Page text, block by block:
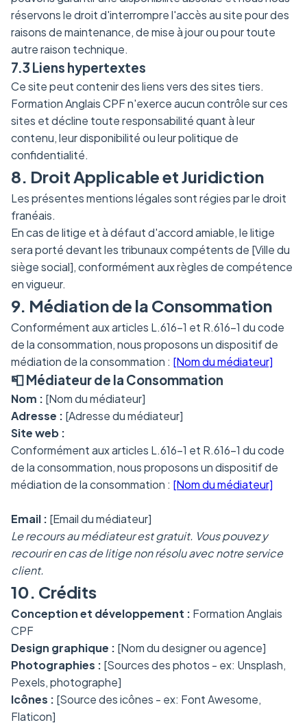
réservons le droit d'interrompre l'accès au site pour des
raisons de maintenance, de mise à jour ou pour toute
autre raison technique.
7.3 Liens hypertextes
Ce site peut contenir des liens vers des sites tiers.
Formation Anglais CPF n'exerce aucun contrôle sur ces
sites et décline toute responsabilité quant à leur
contenu, leur disponibilité ou leur politique de
confidentialité.
8. Droit Applicable et Juridiction
Les présentes mentions légales sont régies par le droit
franéais.
En cas de litige et à défaut d'accord amiable, le litige
sera porté devant les tribunaux compétents de [Ville du
siège social], conformément aux règles de compétence
en vigueur.
9. Médiation de la Consommation
Conformément aux articles L.616-1 et R.616-1 du code
de la consommation, nous proposons un dispositif de
médiation de la consommation : [Nom du médiateur]
📮 Médiateur de la Consommation
Nom : [Nom du médiateur]
Adresse : [Adresse du médiateur]
Site web :
Conformément aux articles L.616-1 et R.616-1 du code
de la consommation, nous proposons un dispositif de
médiation de la consommation : [Nom du médiateur]
Email : [Email du médiateur]
Le recours au médiateur est gratuit. Vous pouvez y
recourir en cas de litige non résolu avec notre service
client.
10. Crédits
Conception et développement : Formation Anglais
CPF
Design graphique : [Nom du designer ou agence]
Photographies : [Sources des photos - ex: Unsplash,
Pexels, photographe]
Icônes : [Source des icônes - ex: Font Awesome,
Flaticon]